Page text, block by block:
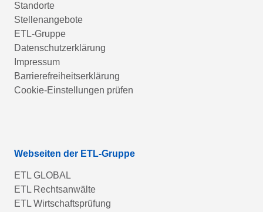
Standorte
Stellenangebote
ETL-Gruppe
Datenschutzerklärung
Impressum
Barrierefreiheitserklärung
Cookie-Einstellungen prüfen
Webseiten der ETL-Gruppe
ETL GLOBAL
ETL Rechtsanwälte
ETL Wirtschaftsprüfung